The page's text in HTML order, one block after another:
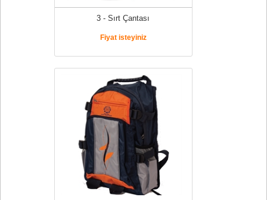
3 - Sırt Çantası
Fiyat isteyiniz